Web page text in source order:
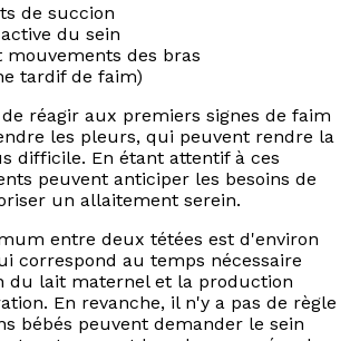
de succion
du sein
mouvements des bras
tardif de faim)
réagir aux premiers signes de faim
les pleurs, qui peuvent rendre la
difficile. En étant attentif à ces
peuvent anticiper les besoins de
un allaitement serein.
entre deux tétées est d'environ
correspond au temps nécessaire
du lait maternel et la production
En revanche, il n'y a pas de règle
bébés peuvent demander le sein